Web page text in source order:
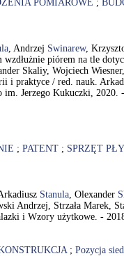
POMIAROWE ;
, Andrzej Swinarew,
piórem na tle
Skaliy, Wojciech
i praktyce / red. nauk.
im. Jerzego Kukuczki, 2020.
; PATENT ; SPRZĘT
Stanula, Olexander
Andrzej, Strzała Marek,
i Wzory użytkowe. -
; Pozycja